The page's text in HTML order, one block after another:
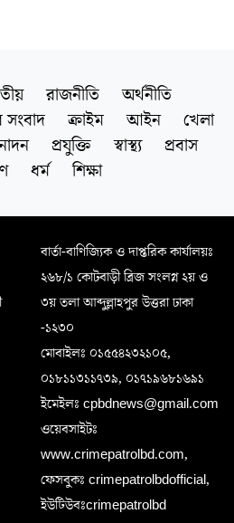
রাজনীতি
অর্থনীতি
ক্রাইম আইন
খেলা
প্রযুক্তি স্বাস্থ্য
প্রবাস
ধর্ম শিক্ষা
বার্তা-বাণিজ্যিক ও দাপ্তরিক কার্যালয়ঃ
২৬৮/১ কোটবাড়ী ব্রিজ সংলগ্ন ২য় ও
৩য় তলা আব্দুল্লাহপুর উত্তরা ঢাকা
-১২৩০
মোবাইলঃ ০১৫৫৪২৩২১০৫,
০১৮১১৩১১৭৩৯, ০১৭১৯৬৮১৬৯১
ইমেইলঃ cpbdnews@gmail.com
ওয়েবসাইটঃ
www.crimepatrolbd.com,
ফেসবুকঃ crimepatrolbdofficial,
ইউটিউবঃcrimepatrolbd